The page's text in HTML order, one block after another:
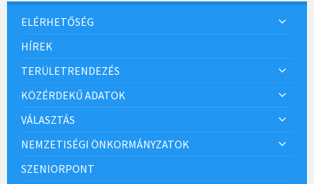
ELÉRHETŐSÉG
HÍREK
TERÜLETRENDEZÉS
KÖZÉRDEKŰ ADATOK
VÁLASZTÁS
NEMZETISÉGI ÖNKORMÁNYZATOK
SZENIORPONT